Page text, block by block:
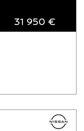
31 950 €